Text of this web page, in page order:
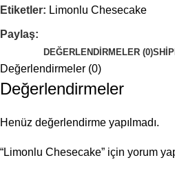
Etiketler: Limonlu Chesecake
Paylaş:
DEĞERLENDIRMELER (0)
Değerlendirmeler (0)
Değerlendirmeler
Henüz değerlendirme yapılmadı.
“Limonlu Chesecake” için yorum